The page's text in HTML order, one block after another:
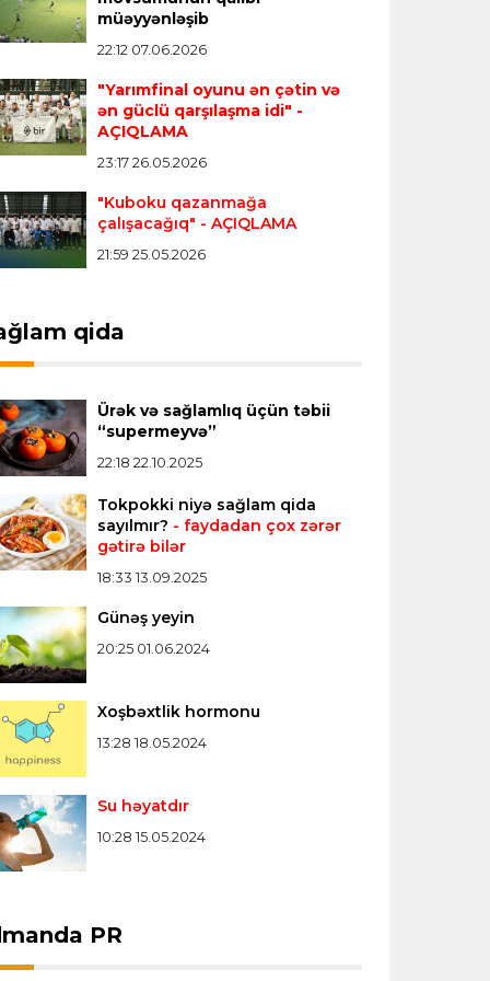
"Real Madrid"lə bağlı bütün
sildi- FOTO
liqası 23:13 05.08.2026
Danimarkadan məğlubiyyətlə
çempionatı 23:11 05.08.2026
yaxındır
xəbərlər >>>
müəyyənləşib
22:12 07.06.2026
"Yarımfinal oyunu ən çətin və
ən güclü qarşılaşma idi" -
AÇIQLAMA
23:17 26.05.2026
"Kuboku qazanmağa
çalışacağıq" - AÇIQLAMA
21:59 25.05.2026
qida
Ürək və sağlamlıq üçün təbii
“supermeyvə”
22:18 22.10.2025
Tokpokki niyə sağlam qida
sayılmır? - faydadan çox zərər
gətirə bilər
18:33 13.09.2025
Günəş yeyin
20:25 01.06.2024
Xoşbəxtlik hormonu
13:28 18.05.2024
Su həyatdır
10:28 15.05.2024
PR